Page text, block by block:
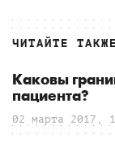
ЧИТАЙТЕ ТАКЖЕ
Каковы
пациента?
02 марта 2017,